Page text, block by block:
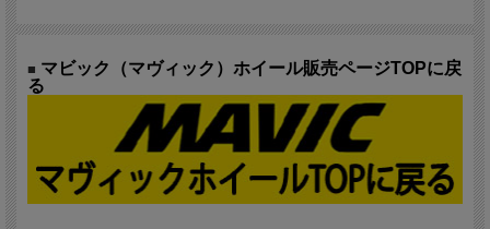
■ マビック（マヴィック）ホイール販売ページTOPに戻
る